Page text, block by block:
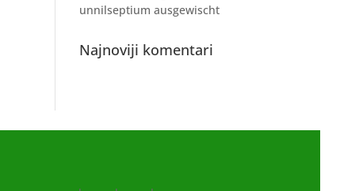
unnilseptium ausgewischt
Najnoviji komentari